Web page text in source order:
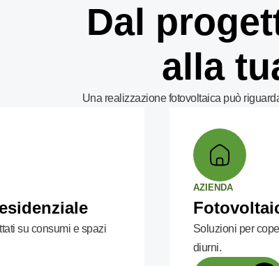
Dal
alla
Una realizzazione fotovoltaica può
su consumi e spazi
AZIENDA
Soluzioni per
diurni.